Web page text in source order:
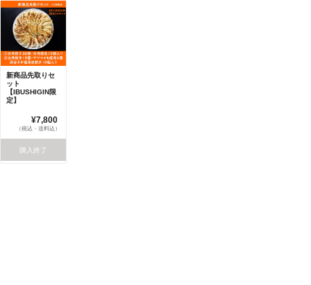
新商品先取りセ
ット
【IBUSHIGIN限
定】
¥7,800
（税込・送料込）
購入終了